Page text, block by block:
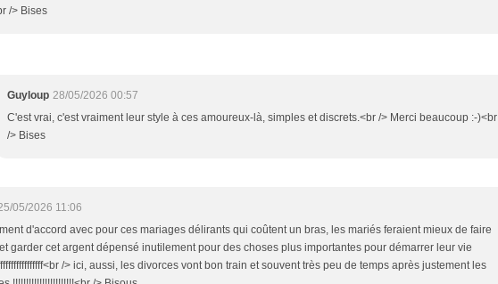
/> Bises
Guyloup 28/05/2026 00:57
C'est vrai, c'est vraiment leur style à ces amoureux-là, simples et discrets.<br /> Merci beaucoup :-)<br
/> Bises
05/2026 11:06
d'accord avec pour ces mariages délirants qui coûtent un bras, les mariés feraient mieux de faire
garder cet argent dépensé inutilement pour des choses plus importantes pour démarrer leur vie
/> ici, aussi, les divorces vont bon train et souvent très peu de temps après justement les